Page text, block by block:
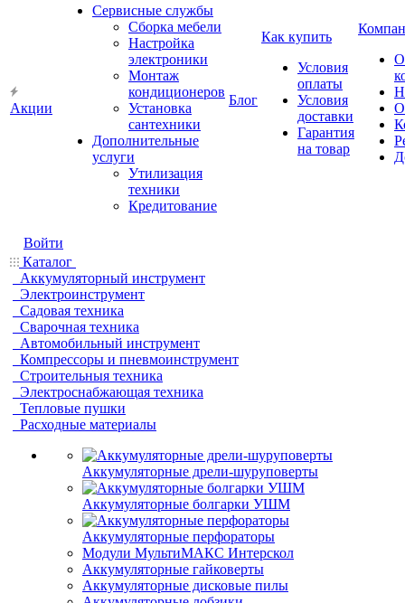
Акции
Сервисные службы
Сборка мебели
Настройка
электроники
Монтаж
кондиционеров
Установка
сантехники
Дополнительные
услуги
Утилизация
техники
Кредитование
Блог
Как купить
Условия
оплаты
Условия
доставки
Гарантия
на товар
О
Войти
Каталог
Аккумуляторный инструмент
Электроинструмент
Садовая техника
Сварочная техника
Автомобильный инструмент
Компрессоры и пневмоинструмент
Строительныя техника
Электроснабжающая техника
Тепловые пушки
Расходные материалы
Аккумуляторные дрели-шуруповерты
Аккумуляторные болгарки УШМ
Аккумуляторные перфораторы
Модули МультиМАКС Интерскол
Аккумуляторные гайковерты
Аккумуляторные дисковые пилы